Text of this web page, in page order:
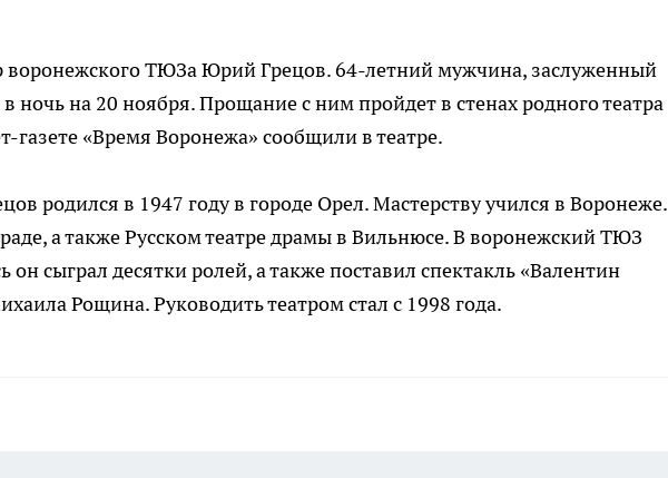
ТЮЗа Юрий Грецов.64-летниймужчина, заслуженный
в ночь на 20 ноября. Прощание с ним пройдет в стенах родного театра
газете «Время Воронежа» сообщили в театре.
родился в 1947 году в городе Орел. Мастерству учился в Воронеже.
а также Русском театре драмы в Вильнюсе. В воронежский ТЮЗ
он сыграл десятки ролей, а также поставил спектакль «Валентин
Рощина. Руководить театром стал с 1998 года.